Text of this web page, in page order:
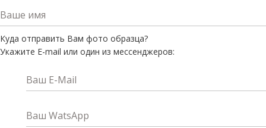
Ваше имя
Куда отправить Вам фото образца?
Укажите E-mail или один из мессенджеров:
Ваш E-Mail
Ваш WatsApp